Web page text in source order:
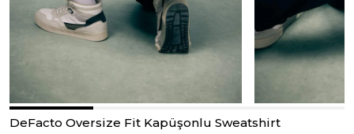
DeFacto Oversize Fit Kapüşonlu Sweatshirt